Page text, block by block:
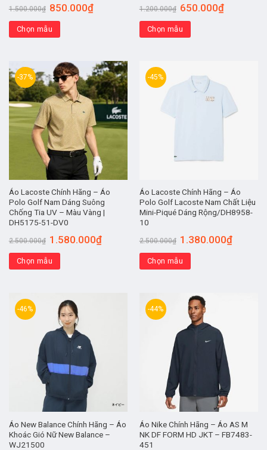
1.500.000₫ 850.000₫
Chọn mẫu
1.200.000₫ 650.000₫
Chọn mẫu
-37%
Áo Lacoste Chính Hãng – Áo
Polo Golf Nam Dáng Suông
Chống Tia UV – Màu Vàng |
DH5175-51-DV0
2.500.000₫ 1.580.000₫
Chọn mẫu
-45%
Áo Lacoste Chính Hãng – Áo
Polo Golf Lacoste Nam Chất Liệu
Mini-Piqué Dáng Rộng/DH8958-
10
2.500.000₫ 1.380.000₫
Chọn mẫu
-46%
Áo New Balance Chính Hãng – Áo
Khoác Gió Nữ New Balance –
WJ21500
-44%
Áo Nike Chính Hãng – Áo AS M
NK DF FORM HD JKT – FB7483-
451